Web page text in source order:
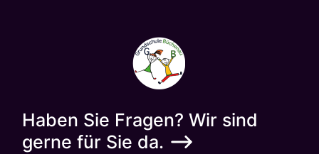
Haben Sie Fragen? Wir sind
gerne für Sie da.